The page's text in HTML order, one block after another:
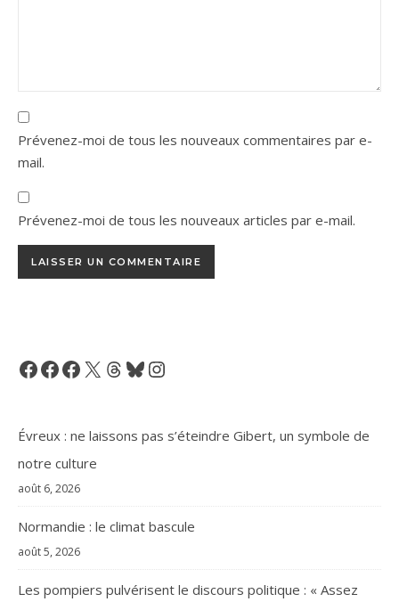
Prévenez-moi de tous les nouveaux commentaires par e-
mail.
Prévenez-moi de tous les nouveaux articles par e-mail.
Facebook
Facebook
Facebook
X Threads
BlueskyInstagram
Évreux : ne laissons pas s’éteindre Gibert, un symbole de
notre culture
août 6, 2026
Normandie : le climat bascule
août 5, 2026
Les pompiers pulvérisent le discours politique : « Assez